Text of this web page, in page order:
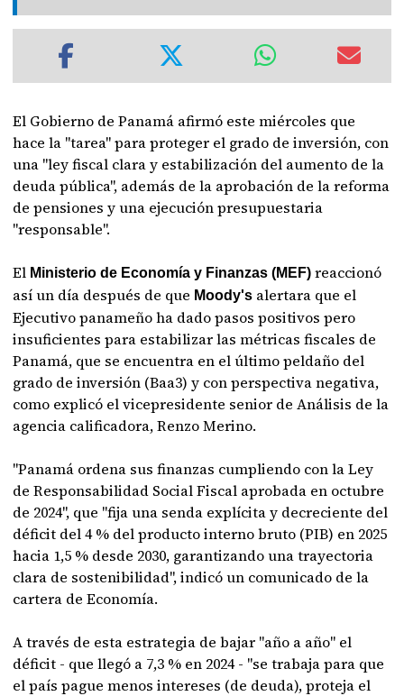
El Gobierno de Panamá afirmó este miércoles que
hace la "tarea" para proteger el grado de inversión, con
una "ley fiscal clara y estabilización del aumento de la
deuda pública", además de la aprobación de la reforma
de pensiones y una ejecución presupuestaria
"responsable".
El Ministerio de Economía y Finanzas (MEF) reaccionó
así un día después de que Moody's alertara que el
Ejecutivo panameño ha dado pasos positivos pero
insuficientes para estabilizar las métricas fiscales de
Panamá, que se encuentra en el último peldaño del
grado de inversión (Baa3) y con perspectiva negativa,
como explicó el vicepresidente senior de Análisis de la
agencia calificadora, Renzo Merino.
"Panamá ordena sus finanzas cumpliendo con la Ley
de Responsabilidad Social Fiscal aprobada en octubre
de 2024", que "fija una senda explícita y decreciente del
déficit del 4 % del producto interno bruto (PIB) en 2025
hacia 1,5 % desde 2030, garantizando una trayectoria
clara de sostenibilidad", indicó un comunicado de la
cartera de Economía.
A través de esta estrategia de bajar "año a año" el
déficit - que llegó a 7,3 % en 2024 - "se trabaja para que
el país pague menos intereses (de deuda), proteja el